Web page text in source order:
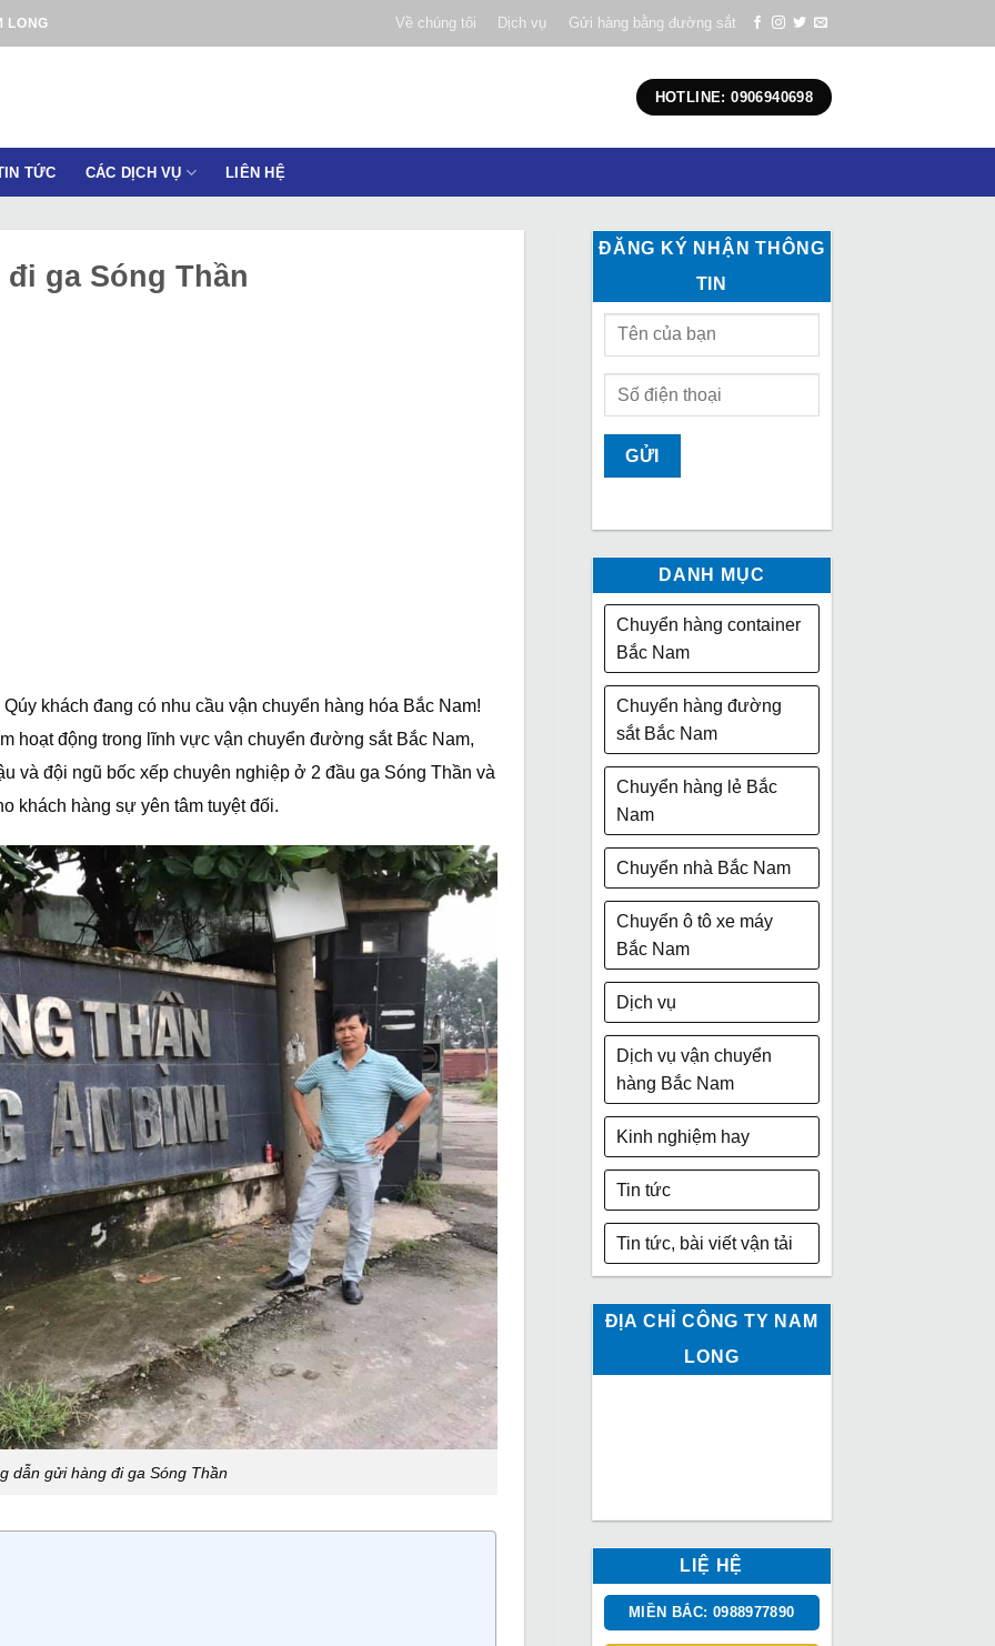
LONG Về chúng tôi Dịch vụ Gửi hàng bằng đường sắt
HOTLINE: 0906940698
TỨC CÁC DỊCH VỤ LIÊN HỆ
ga Sóng Thần
Qúy khách đang có nhu cầu vận chuyển hàng hóa Bắc Nam!
hoạt động trong lĩnh vực vận chuyển đường sắt Bắc Nam,
và đội ngũ bốc xếp chuyên nghiệp ở 2 đầu ga Sóng Thần và
khách hàng sự yên tâm tuyệt đối.
dẫn gửi hàng đi ga Sóng Thần
ĐĂNG KÝ NHẬN THÔNG
TIN
DANH MỤC
Chuyển hàng container
Bắc Nam
Chuyển hàng đường
sắt Bắc Nam
Chuyển hàng lẻ Bắc
Nam
Chuyển nhà Bắc Nam
Chuyển ô tô xe máy
Bắc Nam
Dịch vụ
Dịch vụ vận chuyển
hàng Bắc Nam
Kinh nghiệm hay
Tin tức
Tin tức, bài viết vận tải
ĐỊA CHỈ CÔNG TY NAM
LONG
LIỆ HỆ
MIỀN BẮC: 0988977890